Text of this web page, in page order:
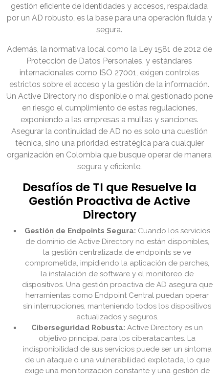
gestión eficiente de identidades y accesos, respaldada
por un AD robusto, es la base para una operación fluida y
segura.
Además, la normativa local como la Ley 1581 de 2012 de
Protección de Datos Personales, y estándares
internacionales como ISO 27001, exigen controles
estrictos sobre el acceso y la gestión de la información.
Un Active Directory no disponible o mal gestionado pone
en riesgo el cumplimiento de estas regulaciones,
exponiendo a las empresas a multas y sanciones.
Asegurar la continuidad de AD no es solo una cuestión
técnica, sino una prioridad estratégica para cualquier
organización en Colombia que busque operar de manera
segura y eficiente.
Desafíos de TI que Resuelve la
Gestión Proactiva de Active
Directory
Gestión de Endpoints Segura: Cuando los servicios
de dominio de Active Directory no están disponibles,
la gestión centralizada de endpoints se ve
comprometida, impidiendo la aplicación de parches,
la instalación de software y el monitoreo de
dispositivos. Una gestión proactiva de AD asegura que
herramientas como Endpoint Central puedan operar
sin interrupciones, manteniendo todos los dispositivos
actualizados y seguros.
Ciberseguridad Robusta: Active Directory es un
objetivo principal para los ciberatacantes. La
indisponibilidad de sus servicios puede ser un síntoma
de un ataque o una vulnerabilidad explotada, lo que
exige una monitorización constante y una gestión de